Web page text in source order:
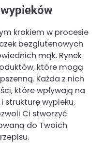
krokiem w procesie
bezglutenowych
mąk. Rynek
które mogą
Każda z nich
które wpływają na
strukturę wypieku.
Ci stworzyć
do Twoich